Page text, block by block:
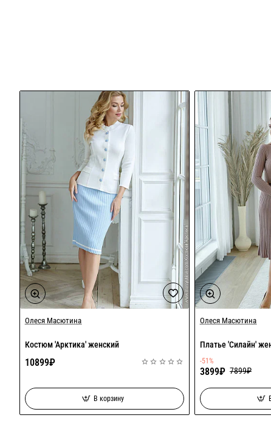
Олеся Масютина
Костюм 'Арктика' женский
10899₽
В корзину
Олеся Масютина
Платье 'Силайн'
-51%
3899₽ 7899₽